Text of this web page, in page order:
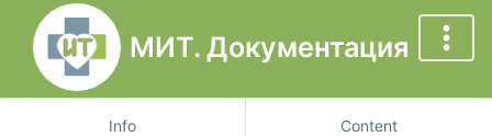
МИТ. Документация
Info Content